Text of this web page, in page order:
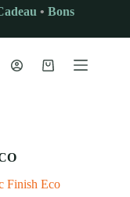
• Bons
Panier
Finish Eco